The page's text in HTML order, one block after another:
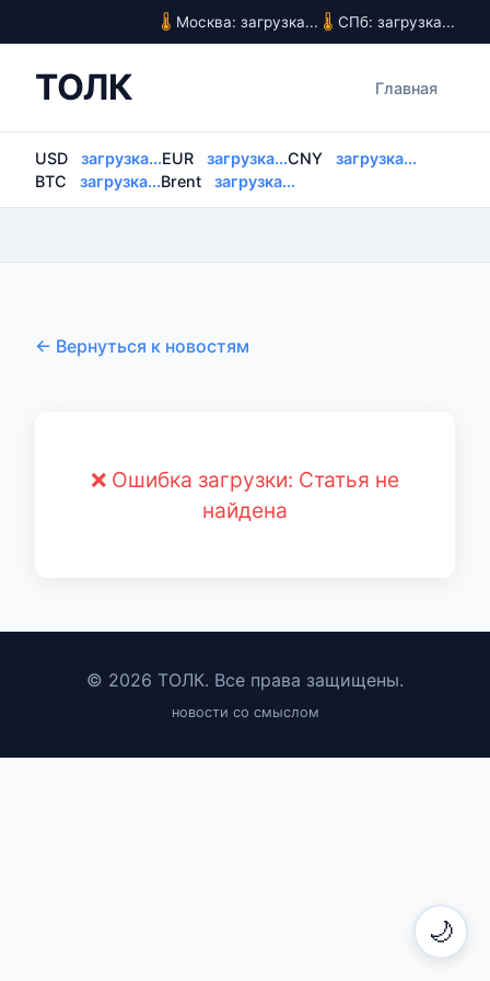
🌙
Москва: загрузка... СПб: загрузка...
ТОЛК Главная
USD загрузка...EUR загрузка...CNY
загрузка...
BTC
загрузка...Brent загрузка...
← Вернуться к новостям
❌ Ошибка загрузки: Статья не
найдена
© 2026 ТОЛК. Все права защищены.
новости со смыслом